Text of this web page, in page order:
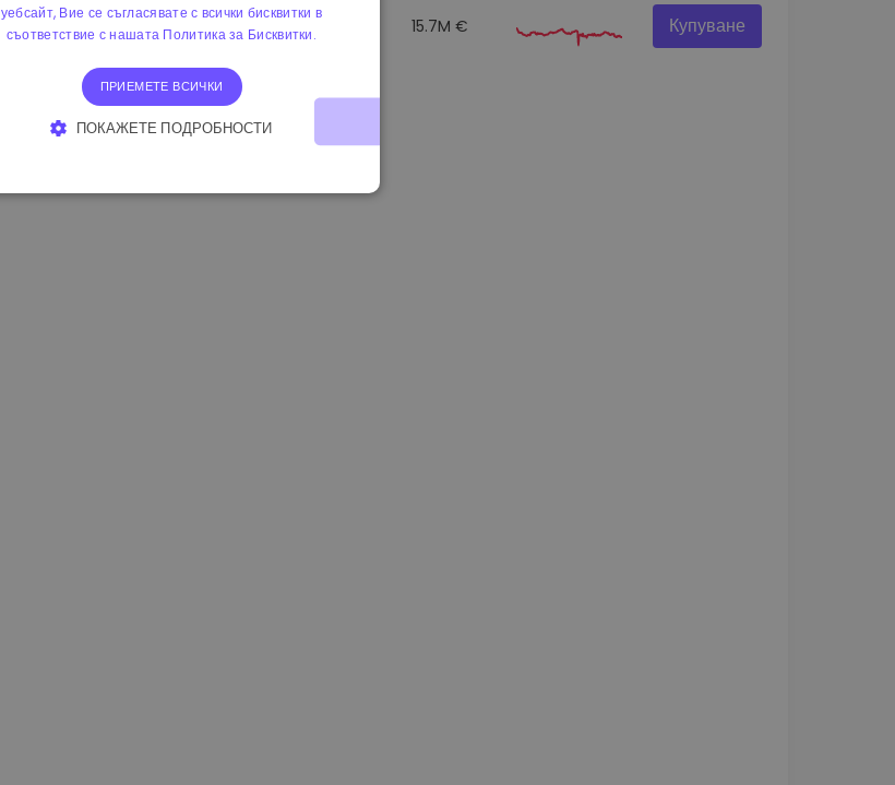
1.190000 € -2.10% 15.7M € Купуване
уебсайт, Вие се съгласявате с всички бисквитки в
съответствие с нашата Политика за Бисквитки.
ПРИЕМЕТЕ ВСИЧКИ
ПОКАЖЕТЕ ПОДРОБНОСТИ